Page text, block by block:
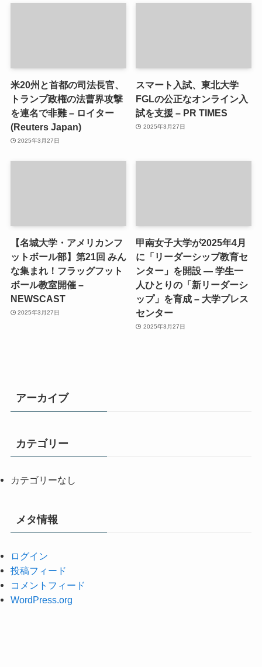
米20州と首都の司法長官、
トランプ政権の法曹界攻撃
を連名で非難 – ロイター
(Reuters Japan)
2025年3月27日
スマート入試、東北大学
FGLの公正なオンライン入
試を支援 – PR TIMES
2025年3月27日
【名城大学・アメリカンフ
ットボール部】第21回 みん
な集まれ！フラッグフット
ボール教室開催 –
NEWSCAST
2025年3月27日
甲南女子大学が2025年4月
に「リーダーシップ教育セ
ンター」を開設 ― 学生一
人ひとりの「新リーダーシ
ップ」を育成 – 大学プレス
センター
2025年3月27日
アーカイブ
カテゴリー
カテゴリーなし
メタ情報
ログイン
投稿フィード
コメントフィード
WordPress.org